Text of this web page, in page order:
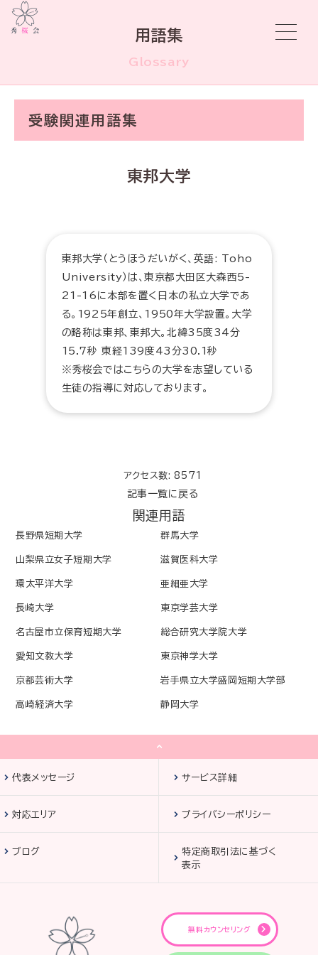
用語集
Glossary
受験関連用語集
東邦大学
東邦大学（とうほうだいがく、英語: Toho
University）は、東京都大田区大森西5-
21-16に本部を置く日本の私立大学であ
る。1925年創立、1950年大学設置。大学
の略称は東邦、東邦大。北緯35度34分
15.7秒 東経139度43分30.1秒
※秀桜会ではこちらの大学を志望している
生徒の指導に対応しております。
アクセス数: 8571
記事一覧に戻る
関連用語
長野県短期大学 群馬大学
山梨県立女子短期大学 滋賀医科大学
環太平洋大学 亜細亜大学
長崎大学 東京学芸大学
名古屋市立保育短期大学 総合研究大学院大学
愛知文教大学 東京神学大学
京都芸術大学 岩手県立大学盛岡短期大学部
高崎経済大学 静岡大学
代表メッセージ サービス詳細
対応エリア プライバシーポリシー
ブログ
特定商取引法に基づく
表示
無料カウンセリング